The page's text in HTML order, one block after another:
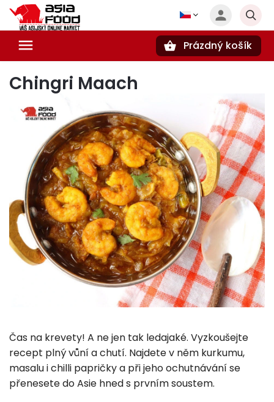
Prázdný košík
Chingri Maach
Čas na krevety! A ne jen tak ledajaké. Vyzkoušejte
recept plný vůní a chutí. Najdete v něm kurkumu,
masalu i chilli papričky a při jeho ochutnávání se
přenesete do Asie hned s prvním soustem.